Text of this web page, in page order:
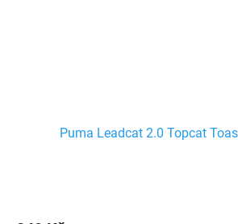
Puma Leadcat 2.0 Topcat